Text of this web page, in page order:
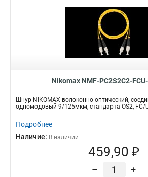
Nikomax NMF-PC2S2C2-
Шнур NIKOMAX волоконно-оптический,
одномодовый 9/125мкм, стандарта OS2, FC/
Подробнее
Наличие: В наличии
459,90 ₽
– +